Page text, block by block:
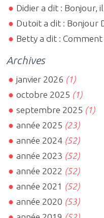
Didier a dit : Bonjour,
Dutoit a dit : Bonjour
Betty a dit :
Archives
janvier 2026 (1)
octobre 2025 (1)
septembre 2025 (1)
année 2025 (23)
année 2024 (52)
année 2023 (52)
année 2022 (52)
année 2021 (52)
année 2020 (53)